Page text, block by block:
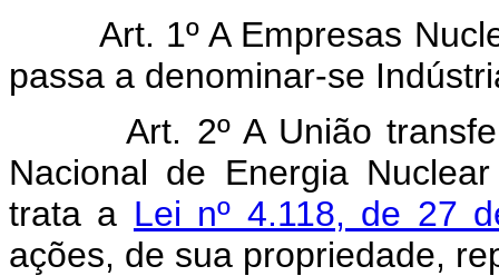
Art. 1º A Empresas
passa a denominar-se
Art. 2º A União
Nacional de Energia
trata a Lei nº 4.118, de 27
ações, de sua propriedade,